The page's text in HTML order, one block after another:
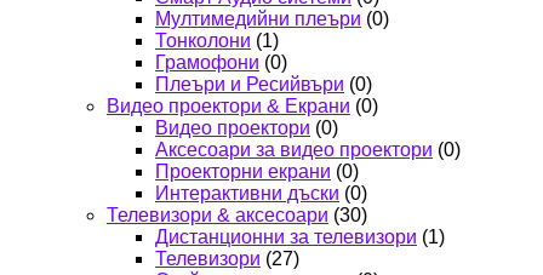
Мултимедийни плеъри (0)
Тонколони (1)
Грамофони (0)
Плеъри и Ресийвъри (0)
Видео проектори & Екрани (0)
Видео проектори (0)
Аксесоари за видео проектори (0)
Проекторни екрани (0)
Интерактивни дъски (0)
Телевизори & аксесоари (30)
Дистанционни за телевизори (1)
Телевизори (27)